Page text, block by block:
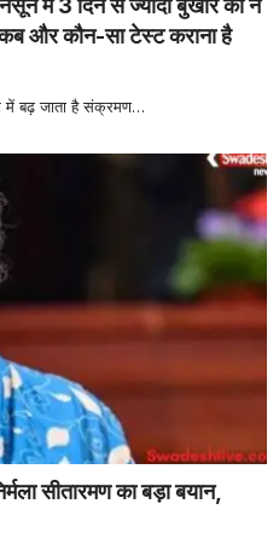
में 3 दिन से ज्यादा बुखार को न
और कौन-सा टेस्ट कराना है
बढ़ जाता है संक्रमण…
सीतारमण का बड़ा बयान,